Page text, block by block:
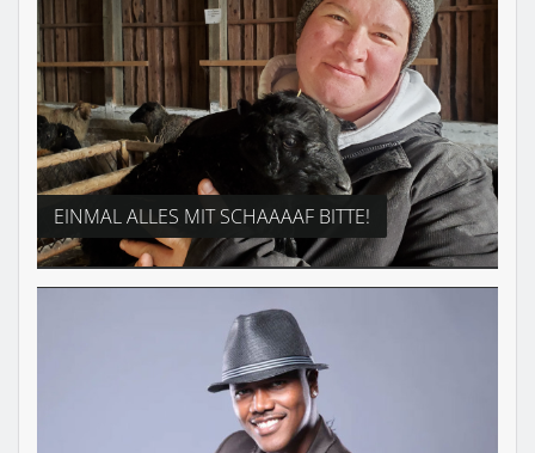
EINMAL ALLES MIT SCHAAAAF BITTE!